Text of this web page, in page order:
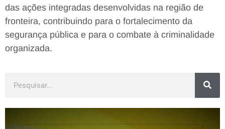
das ações integradas desenvolvidas na região de
fronteira, contribuindo para o fortalecimento da
segurança pública e para o combate à criminalidade
organizada.